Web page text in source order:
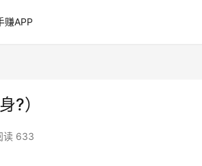
赚APP
?）
读 633